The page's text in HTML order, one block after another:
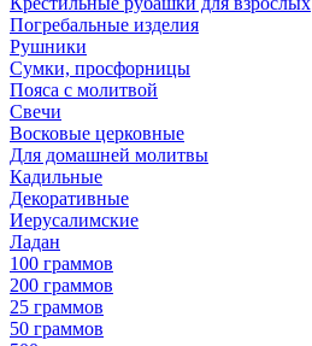
Погребальные изделия
Рушники
Сумки, просфорницы
Пояса с молитвой
Свечи
Восковые церковные
Для домашней молитвы
Кадильные
Декоративные
Иерусалимские
Ладан
100 граммов
200 граммов
25 граммов
50 граммов